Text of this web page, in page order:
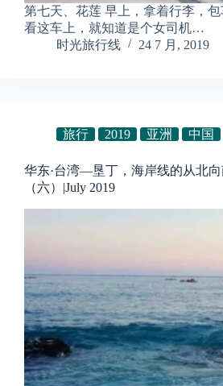
第七天、花莲 早上，拿着行李，包
看这车上，就知道是个女司机…
时光旅行线
24 7 月, 2019
旅行 2019 亚洲 中国
华东·台湾—垦丁，海岸线的从北
（六）|July 2019